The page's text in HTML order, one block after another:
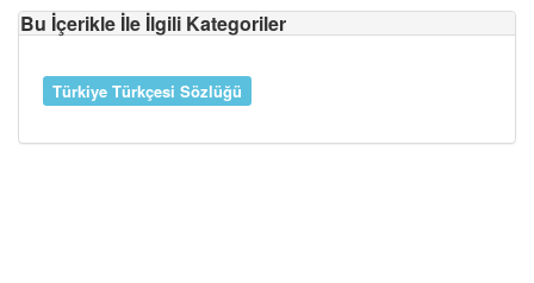
Bu İçerikle İle İlgili Kategoriler
Türkiye Türkçesi Sözlüğü